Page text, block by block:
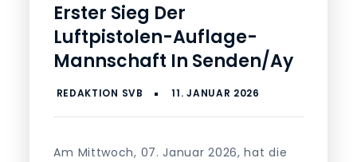
Erster Sieg Der
Luftpistolen-Auflage-
Mannschaft In Senden/Ay
Am Mittwoch, 07. Januar 2026, hat die